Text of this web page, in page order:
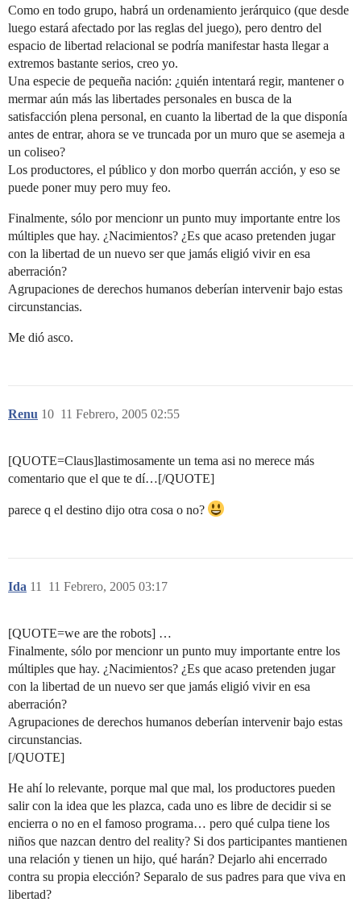
Como en todo grupo, habrá un ordenamiento jerárquico (que desde
luego estará afectado por las reglas del juego), pero dentro del
espacio de libertad relacional se podría manifestar hasta llegar a
extremos bastante serios, creo yo.
Una especie de pequeña nación: ¿quién intentará regir, mantener o
mermar aún más las libertades personales en busca de la
satisfacción plena personal, en cuanto la libertad de la que disponía
antes de entrar, ahora se ve truncada por un muro que se asemeja a
un coliseo?
Los productores, el público y don morbo querrán acción, y eso se
puede poner muy pero muy feo.
Finalmente, sólo por mencionr un punto muy importante entre los
múltiples que hay. ¿Nacimientos? ¿Es que acaso pretenden jugar
con la libertad de un nuevo ser que jamás eligió vivir en esa
aberración?
Agrupaciones de derechos humanos deberían intervenir bajo estas
circunstancias.
Me dió asco.
Renu 11 Febrero, 2005 02:55
10
[QUOTE=Claus]lastimosamente un tema asi no merece más
comentario que el que te dí…[/QUOTE]
parece q el destino dijo otra cosa o no?
Ida 11 Febrero, 2005 03:17
11
[QUOTE=we are the robots] …
Finalmente, sólo por mencionr un punto muy importante entre los
múltiples que hay. ¿Nacimientos? ¿Es que acaso pretenden jugar
con la libertad de un nuevo ser que jamás eligió vivir en esa
aberración?
Agrupaciones de derechos humanos deberían intervenir bajo estas
circunstancias.
[/QUOTE]
He ahí lo relevante, porque mal que mal, los productores pueden
salir con la idea que les plazca, cada uno es libre de decidir si se
encierra o no en el famoso programa… pero qué culpa tiene los
niños que nazcan dentro del reality? Si dos participantes mantienen
una relación y tienen un hijo, qué harán? Dejarlo ahi encerrado
contra su propia elección? Separalo de sus padres para que viva en
libertad?